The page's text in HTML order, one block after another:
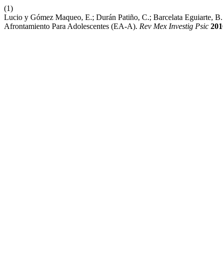
(1)
Lucio y Gómez Maqueo, E.; Durán Patiño, C.; Barcelata Eguiarte,
Afrontamiento Para Adolescentes (EA-A). Rev Mex Investig Psic